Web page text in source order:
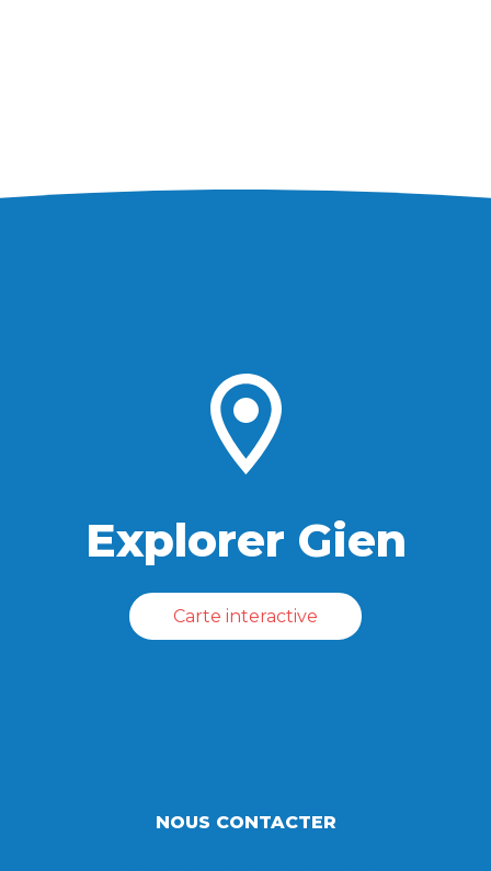
Explorer Gien
Carte interactive
NOUS CONTACTER